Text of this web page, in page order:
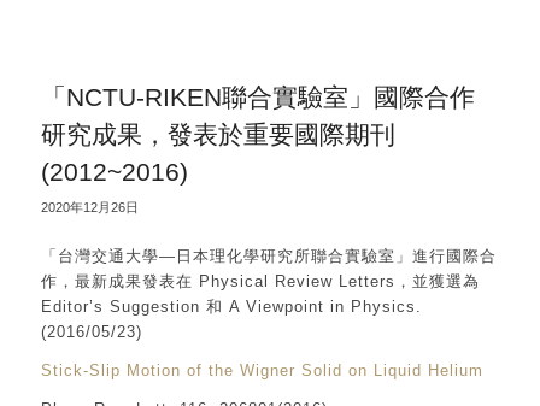
「NCTU-RIKEN聯合實驗室」國際合作
研究成果，發表於重要國際期刊
(2012~2016)
2020年12月26日
「台灣交通大學—日本理化學研究所聯合實驗室」進行國際合
作，最新成果發表在 Physical Review Letters，並獲選為
Editor’s Suggestion 和 A Viewpoint in Physics.
(2016/05/23)
Stick-Slip Motion of the Wigner Solid on Liquid Helium